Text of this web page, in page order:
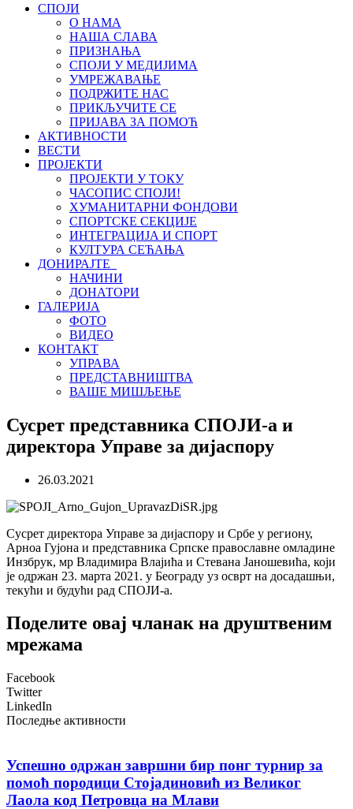
СПОЈИ
О НАМА
НАША СЛАВА
ПРИЗНАЊА
СПОЈИ У МЕДИЈИМА
УМРЕЖАВАЊЕ
ПОДРЖИТЕ НАС
ПРИКЉУЧИТЕ СЕ
ПРИЈАВА ЗА ПОМОЋ
АКТИВНОСТИ
ВЕСТИ
ПРОЈЕКТИ
ПРОЈЕКТИ У ТОКУ
ЧАСОПИС СПОЈИ!
ХУМАНИТАРНИ ФОНДОВИ
СПОРТСКЕ СЕКЦИЈЕ
ИНТЕГРАЦИЈА И СПОРТ
КУЛТУРА СЕЋАЊА
ДОНИРАЈТЕ
НАЧИНИ
ДОНАТОРИ
ГАЛЕРИЈА
ФОТО
ВИДЕО
КОНТАКТ
УПРАВА
ПРЕДСТАВНИШТВА
ВАШЕ МИШЉЕЊЕ
Сусрет представника СПОЈИ-а и
директора Управе за дијаспору
26.03.2021
Сусрет директора Управе за дијаспору и Србе у региону,
Арноа Гујона и представника Српске православне омладине
Инзбрук, мр Владимира Влајића и Стевана Јаношевића, који
је одржан 23. марта 2021. у Београду уз осврт на досадашњи,
текући и будући рад СПОЈИ-а.
Поделите овај чланак на друштвеним
мрежама
Facebook
Twitter
LinkedIn
Последње активности
Успешно одржан завршни бир понг турнир за
помоћ породици Стојадиновић из Великог
Лаола код Петровца на Млави